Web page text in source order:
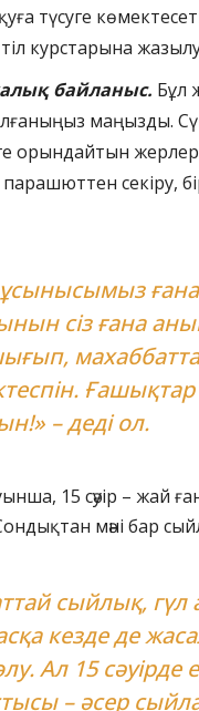
түсуге
курстарына
байланыс. Бұл
маңызды.
орындайтын
секіру,
ғана.
сіз ғана
– деді ол.
15 сәуір – жай
мәні бар
сыйлық, гүл
кезде де
Ал 15 сәуірде
– әсер